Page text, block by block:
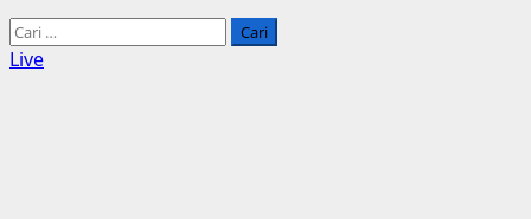
Cari
untuk:
Live